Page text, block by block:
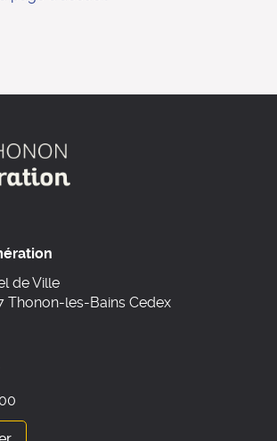
de Ville
Thonon-les-Bains Cedex